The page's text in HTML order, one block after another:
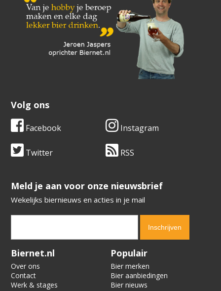
Volg ons
Facebook Instagram
Twitter RSS
​​​​​​​Meld je aan voor onze nieuwsbrief
Wekelijks biernieuws en acties in je mail
Verification code:
Biernet.nl
Over ons
Contact
Werk & stages
Populair
Bier merken
Bier aanbiedingen
Bier nieuws